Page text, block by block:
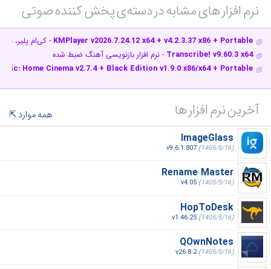
نرم افزار های مشابه در دسته‌ی‌ پخش کننده صوتی‎
KMPlayer v2026.7.24.12 x64 + v4.2.3.37 x86 + Portable - کی‌ام پلیر،
Transcribe! v9.60.3 x64 - نرم افزار بازنویسی آهنگ ضبط شده
Home Cinema v2.7.4 + Black Edition v1.9.0 x86/x64 + Portable
آخرین نرم افزار ها
همه موارد
ImageGlass
v9.6.1.807 (1405/5/16)
Rename Master
v4.05 (1405/5/16)
HopToDesk
v1.46.25 (1405/5/16)
QOwnNotes
v26.8.2(1405/5/16)